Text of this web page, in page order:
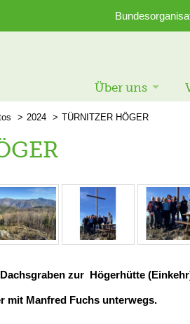
Über uns
2024 TÜRNITZER HÖGER
zur Högerhütte
mit Manfred Fuchs unterwegs.